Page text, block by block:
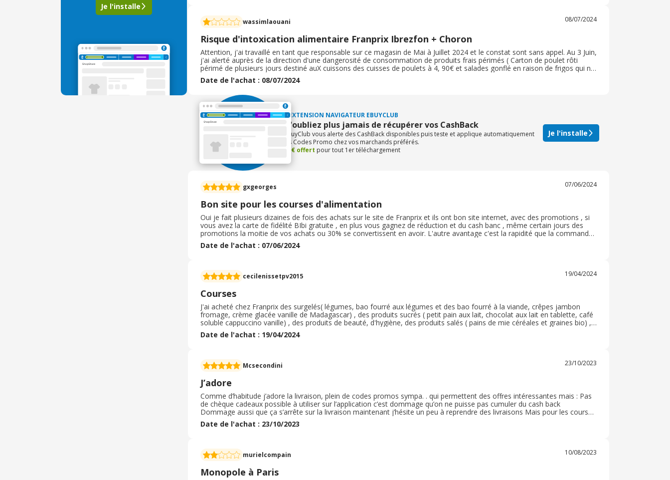
Je l'installe
wassimlaouani 08/07/2024
Risque d'intoxication alimentaire Franprix Ibrezfon + Choron
Attention, j'ai travaillé en tant que responsable sur ce magasin de Mai à Juillet 2024 et le constat sont sans appel. Au 3 Juin,
j'ai alerté auprès de la direction d'une dangerosité de consommation de produits frais périmés ( Carton de poulet rôti
périmé de plusieurs jours destiné auX cuissons des cuisses de poulets à 4, 90€ et salades gonflé en raison de frigos qui ne
sont pas en température) Soyez vigilant pour vous et vos enfants. Ne vous fiez pas uniquement sur la date des produits,
mais également de l'état des sandwitchs et barquettes de salades. De plus, les prix ont été fortement augmentés soient
période. En exemplet, la petite bouteille de cristallins 50cl achetés 0, 10€ par l'entreprise et vendu 0, 90€ et bientôt passera
à plus d'1€. La stratégie et de vous piéger en ne vous faisant pas savoir que les bouteilles d'1L coute moins d'1€ dans les
emplacements prévus à leurs rangements. Je vous demande une vigilance particulière également sur les F&L,
majoritairement, les produits ne sont pas aux bons prix ou ne sont pas modifiés en temps et en heure, ce qui vous induit
en erreur et vous pousse à consommer des produits à des prix supérieurs à ce qui est inscrit sur le format papier. Encore
une fois, prenez-soin de vos enfants et soyez très vigilants si vous n'avez pas le choix de consommés par obligations. Ne
tentez pas l'expérience de Buitoni et de devoir regrétter de ne pas prendre avec sérieux cette alerte.
Date de l'achat : 08/07/2024
L'EXTENSION NAVIGATEUR EBUYCLUB
N'oubliez plus jamais de récupérer vos CashBack
eBuyClub vous alerte des CashBack disponibles puis teste et applique automatiquement
les Codes Promo chez vos marchands préférés.
+1€ offert pour tout 1er téléchargement
Je l'installe
gxgeorges 07/06/2024
Bon site pour les courses d'alimentation
Oui je fait plusieurs dizaines de fois des achats sur le site de Franprix et ils ont bon site internet, avec des promotions , si
vous avez la carte de fidélité BIbi gratuite , en plus vous gagnez de réduction et du cash banc , même certain jours des
promotions la moitie de vos achats ou 30% se convertissent en avoir. L'autre avantage c'est la rapidité que la commande
est faite sur internet , en moins de 6à minutes vous pouvez la retirer gratuitement au magasin ( il y a énormément de
commerçants en Ile de France ) et à partir de 45 E il vous livrent gratuitement. A revenir souvent avec des produits de bon
Date de l'achat : 07/06/2024
cecilenissetpv2015 19/04/2024
Courses
J'ai acheté chez Franprix des surgelés( légumes, bao fourré aux légumes et des bao fourré à la viande, crêpes jambon
fromage, crème glacée vanille de Madagascar) , des produits sucrés ( petit pain aux lait, chocolat aux lait en tablette, café
soluble cappuccino vanille) , des produits de beauté, d'hygiène, des produits salés ( pains de mie céréales et graines bio) ,
vinaigre d'alcool christal et des produits laitiers ( yaourt nature) . Le processus de ma commande c'est bien déroulé. Je n'ai
pas utilisé des code promo.
Date de l'achat : 19/04/2024
Mcsecondini 23/10/2023
J’adore
Comme d’habitude j’adore la livraison, plein de codes promos sympa. . qui permettent des offres intéressantes mais : Pas
de chèque cadeaux possible à utiliser sur l’application c’est dommage qu’on ne puisse pas cumuler du cash back
Dommage aussi que ça s’arrête sur la livraison maintenant j’hésite un peu à reprendre des livraisons Mais pour les courses
du quotidien c’est top, la livraison en une heure est vraiment pratique avec les enfants ça évite des heures de queue dans
les magasins En général je commande mes produits d’entretiens
Date de l'achat : 23/10/2023
murielcompain 10/08/2023
Monopole à Paris